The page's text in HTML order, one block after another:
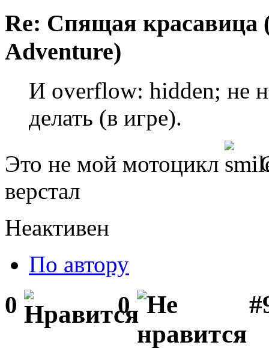
Re: Спящая красавица
Adventure)
И overflow: hidden; не
делать (в игре).
Это не мой мотоцикл
верстал
Неактивен
По автору
0 0